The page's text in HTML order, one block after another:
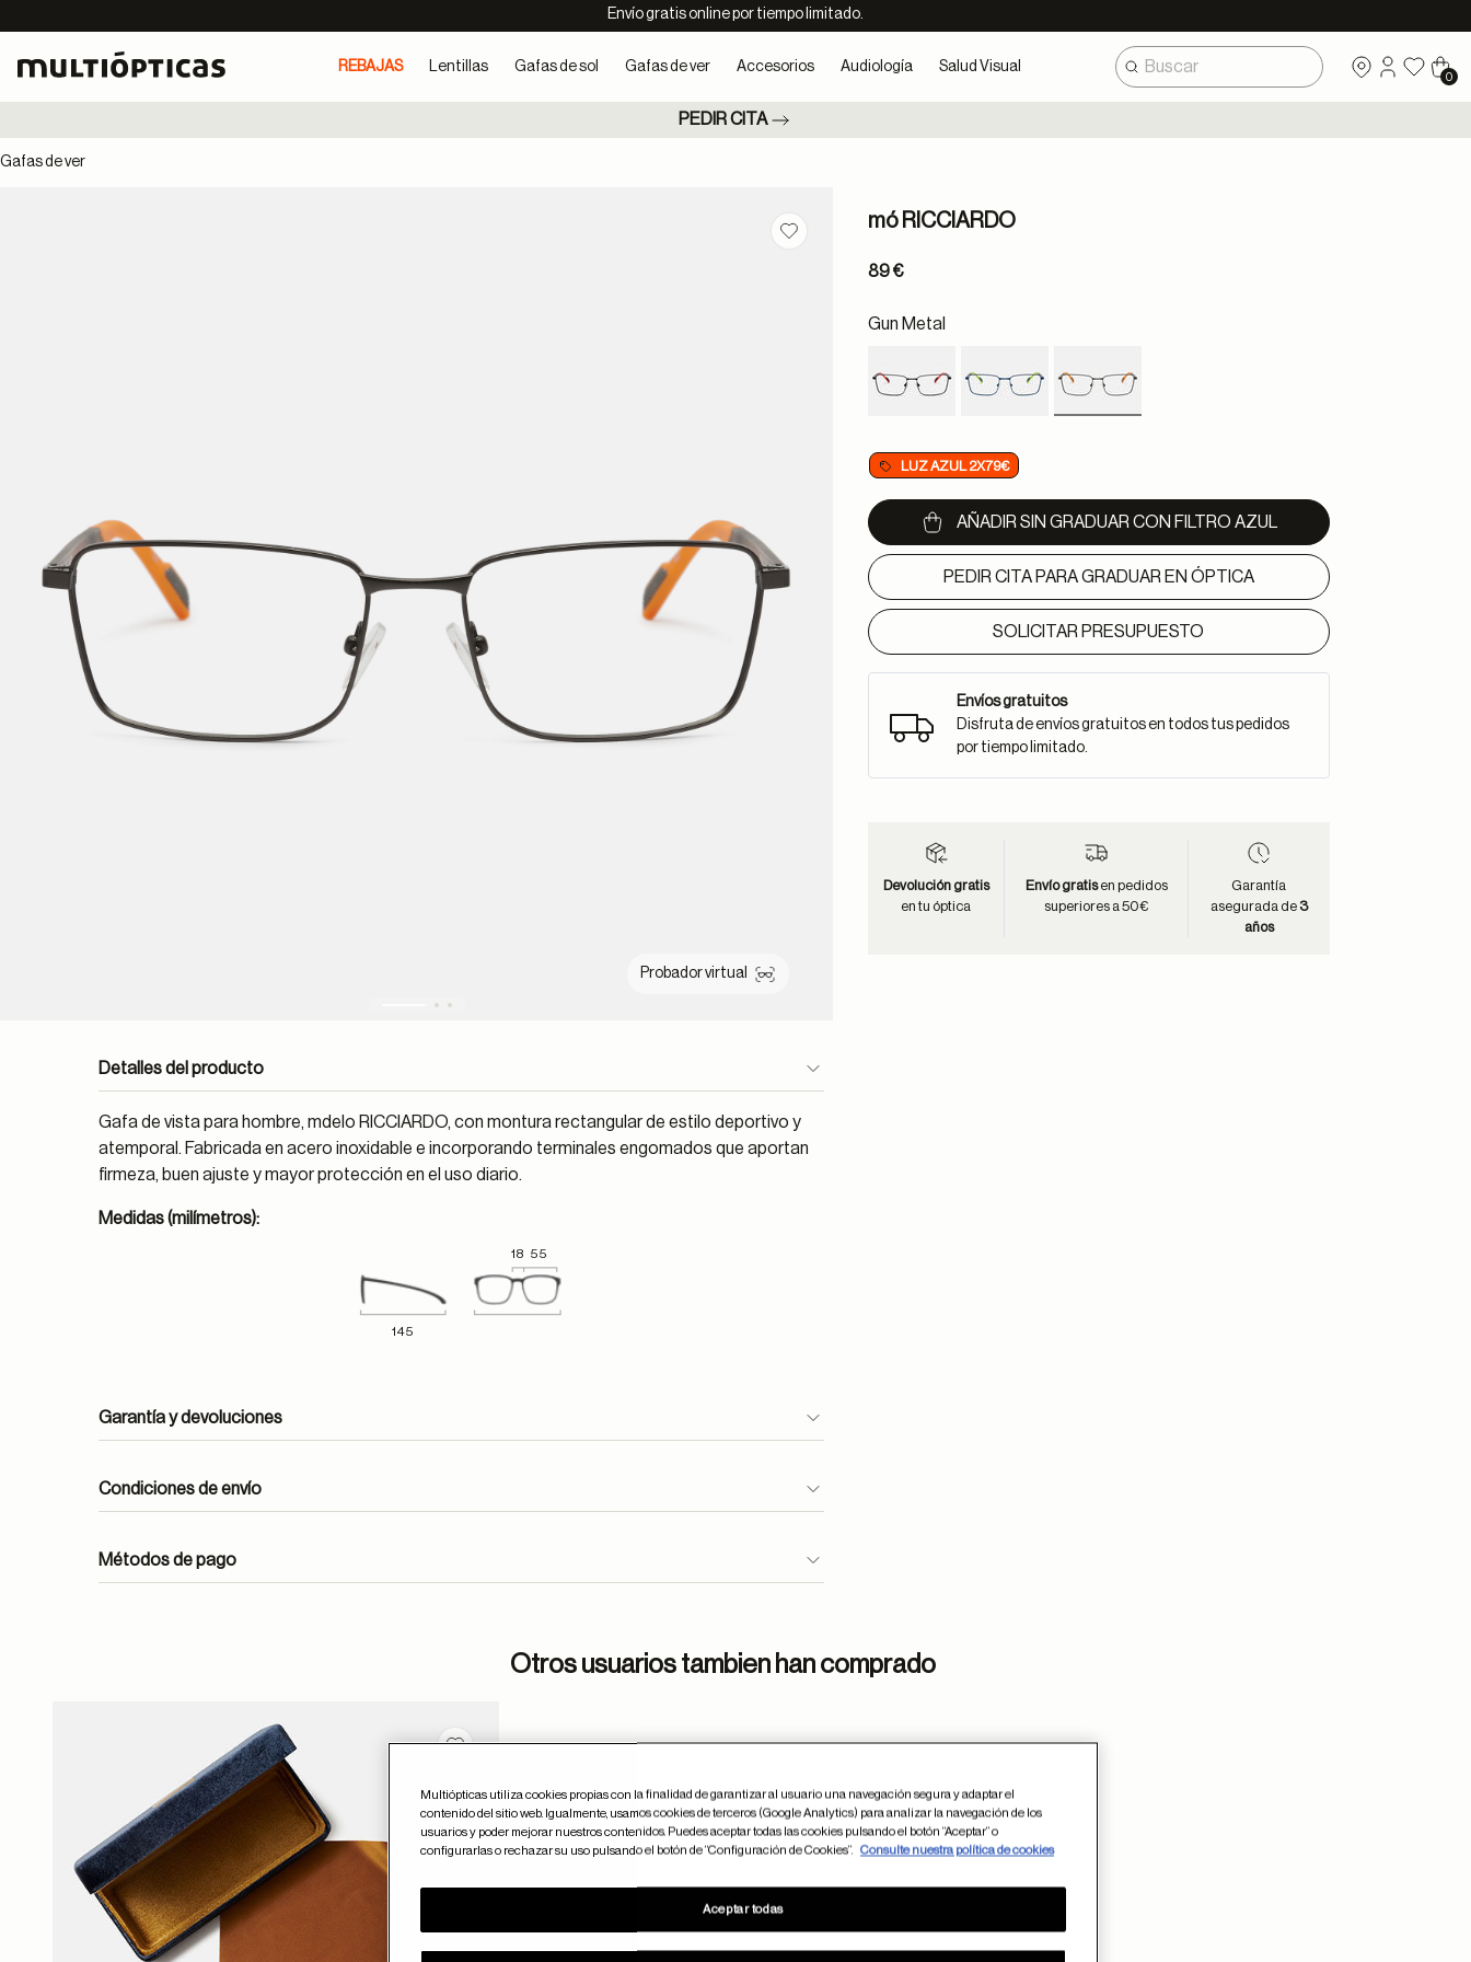
Envío gratis online por tiempo limitado.
REBAJAS Lentillas Gafas de sol Gafas de ver Accesorios Audiología Salud Visual
0
PEDIR CITA
Gafas de ver
Probador virtual
Guardar en favoritos
Detalles del producto
Gafa de vista para hombre, mdelo RICCIARDO, con montura rectangular de estilo deportivo y
atemporal. Fabricada en acero inoxidable e incorporando terminales engomados que aportan
firmeza, buen ajuste y mayor protección en el uso diario.
Medidas (milímetros):
18 55
145
Garantía y devoluciones
Condiciones de envío
Métodos de pago
mó RICCIARDO
89 €
Gun Metal
LUZ AZUL 2X79€
AÑADIR SIN GRADUAR CON FILTRO AZUL
PEDIR CITA PARA GRADUAR EN ÓPTICA
SOLICITAR PRESUPUESTO
Envíos gratuitos
Disfruta de envíos gratuitos en todos tus pedidos
por tiempo limitado.
Devolución gratis
en tu óptica
Envío gratisen pedidos
superiores a 50€
Garantía
asegurada de 3
años
Otros usuarios tambien han comprado
Multiópticas utiliza cookies propias con la finalidad de garantizar al usuario una navegación segura y adaptar el
contenido del sitio web. Igualmente, usamos cookies de terceros (Google Analytics) para analizar la navegación de los
usuarios y poder mejorar nuestros contenidos. Puedes aceptar todas las cookies pulsando el botón “Aceptar” o
configurarlas o rechazar su uso pulsando el botón de “Configuración de Cookies”.
Consulte nuestra política de cookies
Aceptar todas